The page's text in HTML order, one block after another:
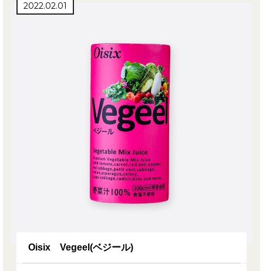
2022.02.01
Oisix Vegeel(ベジール)